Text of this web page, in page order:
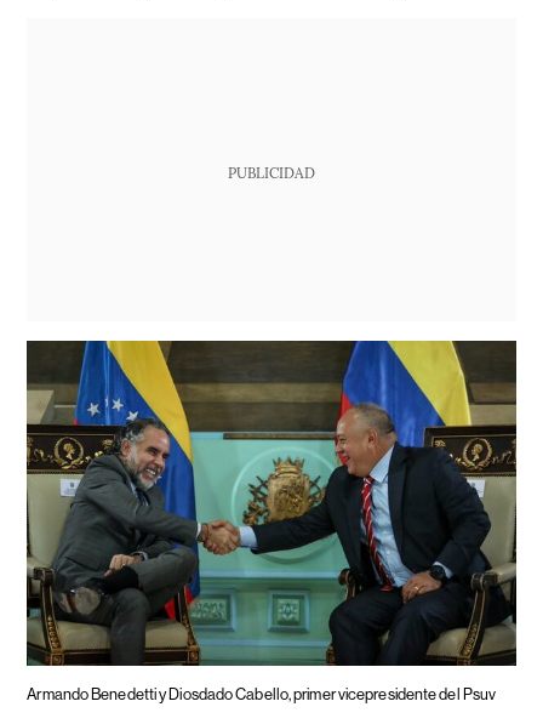
PUBLICIDAD
Armando Benedetti y Diosdado Cabello, primer vicepresidente del Psuv